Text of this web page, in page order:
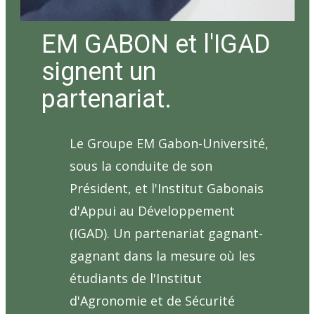
EM GABON et l'IGAD
signent un
partenariat.
Le Groupe EM Gabon-Université,
sous la conduite de son
Président, et l'Institut Gabonais
d'Appui au Développement
(IGAD). Un partenariat gagnant-
gagnant dans la mesure où les
étudiants de l'Institut
d'Agronomie et de Sécurité